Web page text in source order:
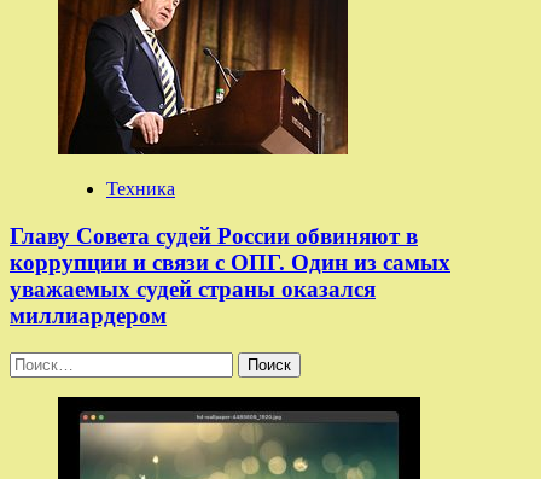
Техника
Главу Совета судей России обвиняют в
коррупции и связи с ОПГ. Один из самых
уважаемых судей страны оказался
миллиардером
Найти: